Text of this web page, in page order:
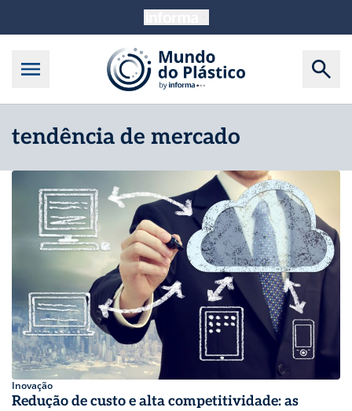
tendência de mercado
Inovação
Redução de custo e alta competitividade: as